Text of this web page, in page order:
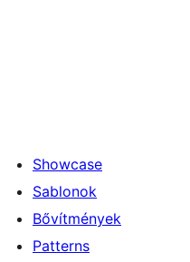
Showcase
Sablonok
Bővítmények
Patterns